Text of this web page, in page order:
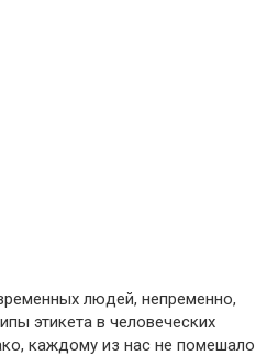
людей, непременно,
этикета в человеческих
каждому из нас не помешало